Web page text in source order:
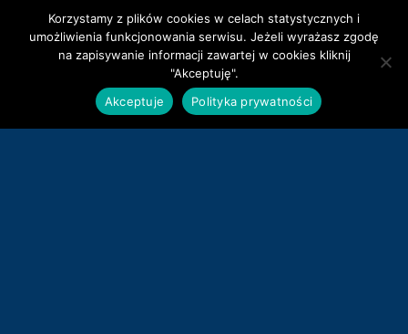
CENNIK
Korzystamy z plików cookies w celach statystycznych i
umożliwienia funkcjonowania serwisu. Jeżeli wyrażasz zgodę
na zapisywanie informacji zawartej w cookies kliknij
"Akceptuję".
Akceptuje
Polityka prywatności